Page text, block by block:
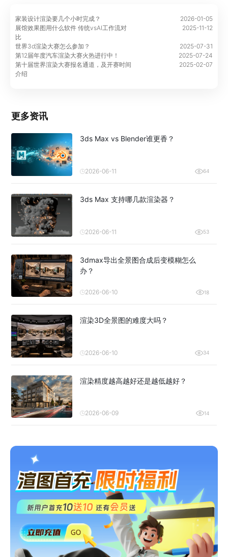
家装设计渲染要几个小时完成？
2026-01-05
展馆效果图用什么软件 传统vsAI工作流对
比
2025-11-12
世界3d渲染大赛怎么参加？
2025-07-31
第12届年度汽车渲染大赛火热进行中！
2025-07-24
第十届世界渲染大赛报名通道，及开赛时间
介绍
2025-02-07
更多资讯
3ds Max vs Blender谁更香？
2026-06-11 64
3ds Max 支持哪几款渲染器？
2026-06-11 53
3dmax导出全景图合成后变模糊怎么
办？
2026-06-10 18
渲染3D全景图的难度大吗？
2026-06-10 34
渲染精度越高越好还是越低越好？
2026-06-09 14